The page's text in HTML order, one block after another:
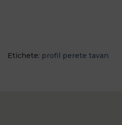
Etichete: profil perete tavan